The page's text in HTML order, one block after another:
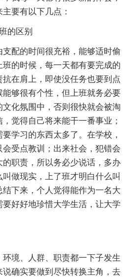
要有以下几点：
的区别
支配的时间很充裕，能够适时偷
的时候，每一天都有要完成的
在肩上，即使没任务也要到点
够很有个性，但上班就务必要
化氛围中，否则很快就会被淘
觉得自己将来能干一番事业；
要学习的东西太多了。在学校，
受点教训；出来社会，犯错会
的职责，所以务必少说话，多办
做现实，上了班才明白什么叫
下来，个人觉得能作为一名大
好好地珍惜大学生活，让大学
环境、人群、职责都一下子发生
确实要做到尽快转换主角，去